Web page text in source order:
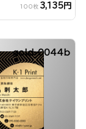
100枚 3,135円
gold-0044b